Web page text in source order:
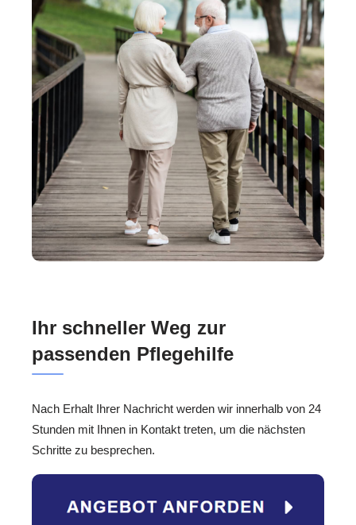
Ihr schneller Weg zur
passenden Pflegehilfe
Nach Erhalt Ihrer Nachricht werden wir innerhalb von 24
Stunden mit Ihnen in Kontakt treten, um die nächsten
Schritte zu besprechen.